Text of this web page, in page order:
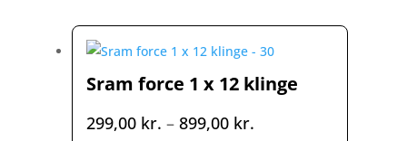
295,00 kr..249,00 kr..
Sram force 1 x 12 klinge
299,00 kr. – 899,00 kr.